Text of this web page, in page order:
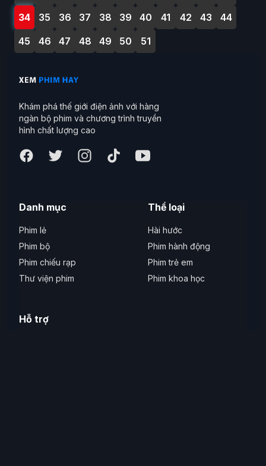
34
35 36 37 38 39 40 41 42 43
44
45
46 47 48 49 50 51
Khám phá thế giới điện ảnh với hàng
ngàn bộ phim và chương trình truyền
hình chất lượng cao
Danh mục
Phim lẻ
Phim bộ
Phim chiếu rạp
Thư viện phim
Thể loại
Hài hước
Phim hành động
Phim trẻ em
Phim khoa học
Hỗ trợ